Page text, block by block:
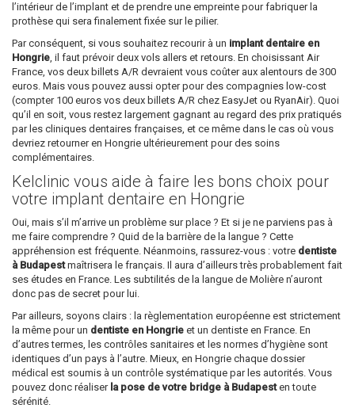
l’intérieur de l’implant et de prendre une empreinte pour fabriquer la
prothèse qui sera finalement fixée sur le pilier.
Par conséquent, si vous souhaitez recourir à un implant dentaire en
Hongrie, il faut prévoir deux vols allers et retours. En choisissant Air
France, vos deux billets A/R devraient vous coûter aux alentours de 300
euros. Mais vous pouvez aussi opter pour des compagnies low-cost
(compter 100 euros vos deux billets A/R chez EasyJet ou RyanAir). Quoi
qu’il en soit, vous restez largement gagnant au regard des prix pratiqués
par les cliniques dentaires françaises, et ce même dans le cas où vous
devriez retourner en Hongrie ultérieurement pour des soins
complémentaires.
Kelclinic vous aide à faire les bons choix pour
votre implant dentaire en Hongrie
Oui, mais s’il m’arrive un problème sur place ? Et si je ne parviens pas à
me faire comprendre ? Quid de la barrière de la langue ? Cette
appréhension est fréquente. Néanmoins, rassurez-vous : votre dentiste
à Budapestmaîtrisera le français. Il aura d’ailleurs très probablement fait
ses études en France. Les subtilités de la langue de Molière n’auront
donc pas de secret pour lui.
Par ailleurs, soyons clairs : la règlementation européenne est strictement
la même pour un dentiste en Hongrie et un dentiste en France. En
d’autres termes, les contrôles sanitaires et les normes d’hygiène sont
identiques d’un pays à l’autre. Mieux, en Hongrie chaque dossier
médical est soumis à un contrôle systématique par les autorités. Vous
pouvez donc réaliser la pose de votre bridge à Budapesten toute
sérénité.